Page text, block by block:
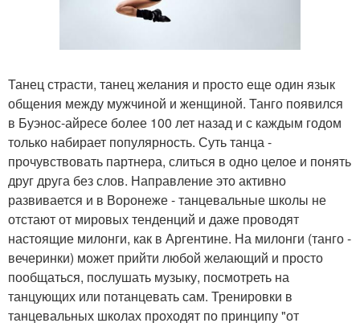
Танец страсти, танец желания и просто еще один язык
общения между мужчиной и женщиной. Танго появился
в Буэнос-айресе более 100 лет назад и с каждым годом
только набирает популярность. Суть танца -
прочувствовать партнера, слиться в одно целое и понять
друг друга без слов. Направление это активно
развивается и в Воронеже - танцевальные школы не
отстают от мировых тенденций и даже проводят
настоящие милонги, как в Аргентине. На милонги (танго -
вечеринки) может прийти любой желающий и просто
пообщаться, послушать музыку, посмотреть на
танцующих или потанцевать сам. Тренировки в
танцевальных школах проходят по принципу "от